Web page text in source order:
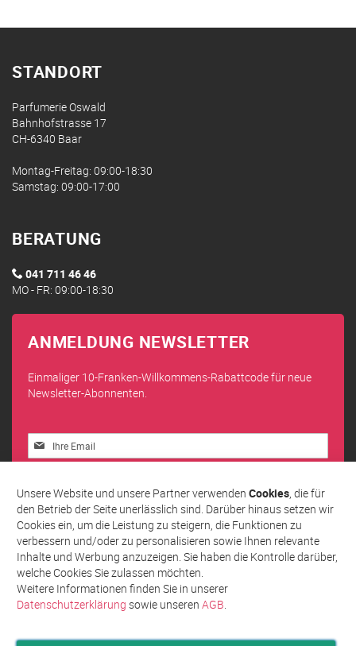
STANDORT
Parfumerie Oswald
Bahnhofstrasse 17
CH-6340 Baar
Montag-Freitag: 09:00-18:30
Samstag: 09:00-17:00
BERATUNG
041 711 46 46
MO - FR: 09:00-18:30
ANMELDUNG NEWSLETTER
Einmaliger 10-Franken-Willkommens-Rabattcode für neue
Newsletter-Abonnenten.
Melden
Sie
unseren
Newsletter
an:
Abonnieren
Unsere Website und unsere Partner verwenden Cookies, die für
den Betrieb der Seite unerlässlich sind. Darüber hinaus setzen wir
Cookies ein, um die Leistung zu steigern, die Funktionen zu
verbessern und/oder zu personalisieren sowie Ihnen relevante
Inhalte und Werbung anzuzeigen. Sie haben die Kontrolle darüber,
welche Cookies Sie zulassen möchten.
Weitere Informationen finden Sie in unserer
Datenschutzerklärung sowie unseren AGB.